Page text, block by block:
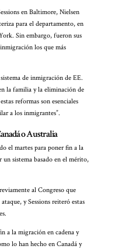
en Baltimore, Nielsen
para el departamento, en
Sin embargo, fueron sus
los que más
de inmigración de EE.
la familia y la eliminación de
reformas son esenciales
a los inmigrantes”.
o Australia
el martes para poner fin a la
sistema basado en el mérito,
al Congreso que
y Sessions reiteró estas
a la migración en cadena y
lo han hecho en Canadá y